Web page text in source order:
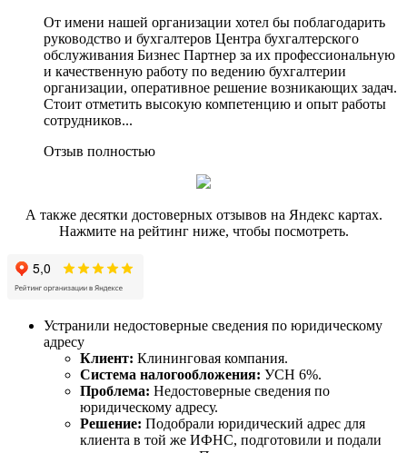
От имени нашей организации хотел бы поблагодарить
руководство и бухгалтеров Центра бухгалтерского
обслуживания Бизнес Партнер за их профессиональную
и качественную работу по ведению бухгалтерии
организации, оперативное решение возникающих задач.
Стоит отметить высокую компетенцию и опыт работы
сотрудников...
Отзыв полностью
А также десятки достоверных отзывов на Яндекс картах.
Нажмите на рейтинг ниже, чтобы посмотреть.
Устранили недостоверные сведения по юридическому
адресу
Клиент: Клининговая компания.
Система налогообложения: УСН 6%.
Проблема: Недостоверные сведения по
юридическому адресу.
Решение: Подобрали юридический адрес для
клиента в той же ИФНС, подготовили и подали